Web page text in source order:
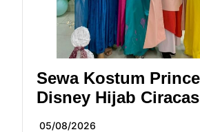
Sewa Kostum
Disney Hijab
05/08/2026